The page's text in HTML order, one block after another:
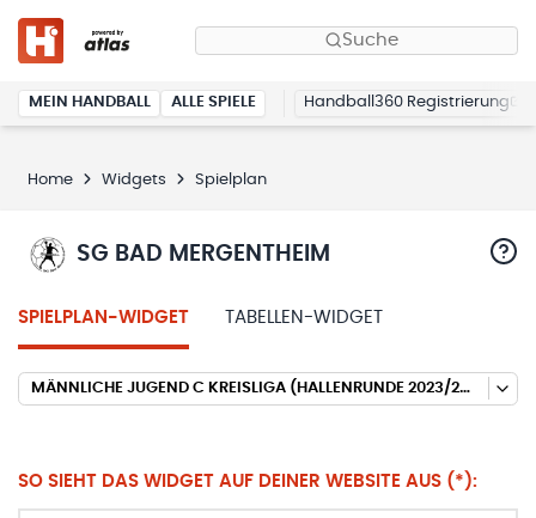
Suche
MEIN HANDBALL ALLE SPIELE Handball360 Registrierung
Home Widgets Spielplan
SG BAD MERGENTHEIM
SPIELPLAN-WIDGET TABELLEN-WIDGET
MÄNNLICHE JUGEND C KREISLIGA (HALLENRUNDE 2023/2024)
SO SIEHT DAS WIDGET AUF DEINER WEBSITE AUS (*):